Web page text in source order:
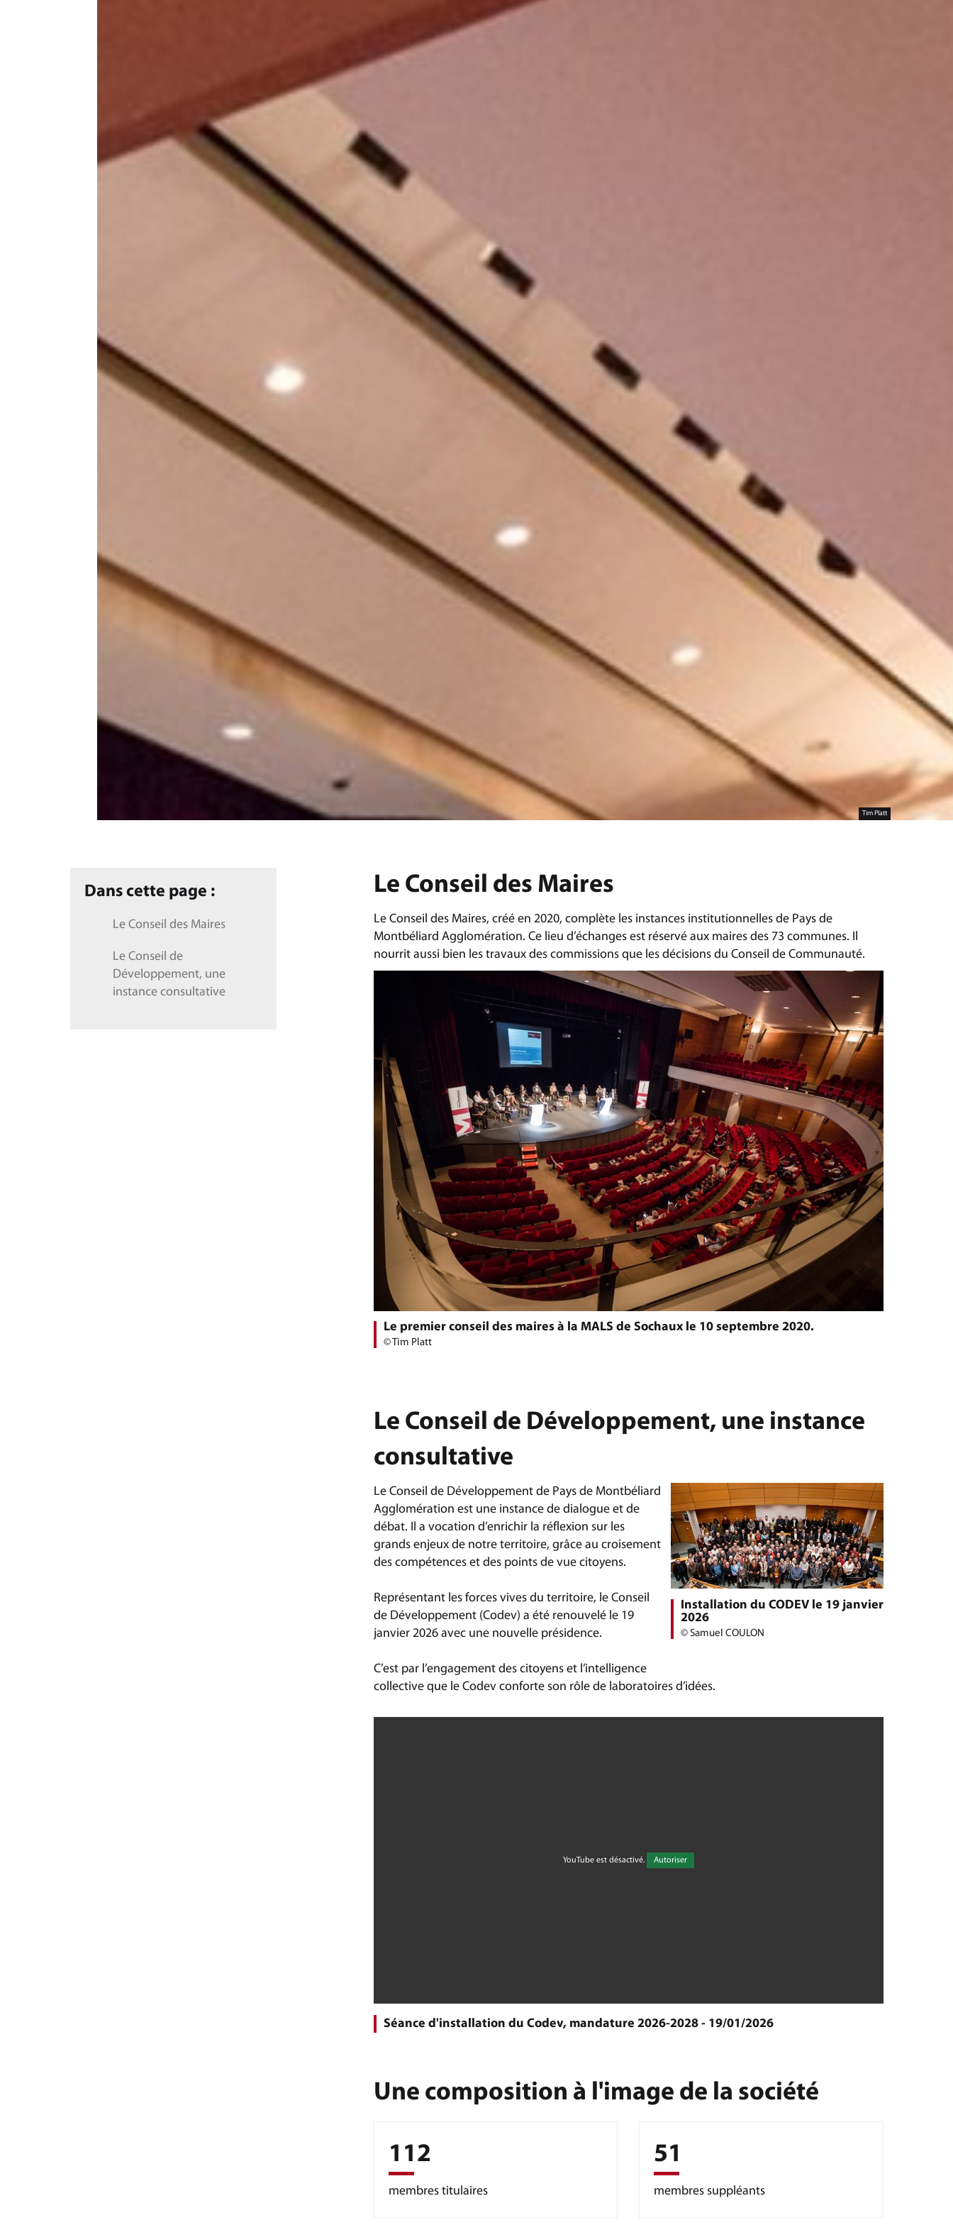
Tim Platt
Le Conseil des Maires
Le Conseil des Maires, créé en 2020, complète les instances institutionnelles de Pays de
Montbéliard Agglomération. Ce lieu d’échanges est réservé aux maires des 73 communes. Il
nourrit aussi bien les travaux des commissions que les décisions du Conseil de Communauté.
Le premier conseil des maires à la MALS de Sochaux le 10 septembre 2020.
© Tim Platt
Le Conseil de Développement, une instance
consultative
Installation du CODEV le 19 janvier
2026
© Samuel COULON
Le Conseil de Développement de Pays de Montbéliard
Agglomération est une instance de dialogue et de
débat. Il a vocation d’enrichir la réflexion sur les
grands enjeux de notre territoire, grâce au croisement
des compétences et des points de vue citoyens.
Représentant les forces vives du territoire, le Conseil
de Développement (Codev) a été renouvelé le 19
janvier 2026 avec une nouvelle présidence.
C’est par l’engagement des citoyens et l’intelligence
collective que le Codev conforte son rôle de laboratoires d’idées.
YouTube est désactivé. Autoriser
Séance d'installation du Codev, mandature 2026-2028 - 19/01/2026
Une composition à l'image de la société
112
membres titulaires
51
membres suppléants
Dans cette page :
Le Conseil des Maires
Le Conseil de
Développement, une
instance consultative